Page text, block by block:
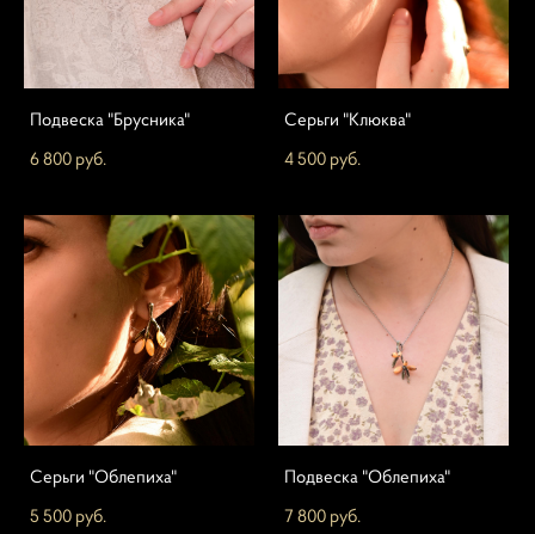
Подвеска "Брусника"
6 800 pуб.
Серьги "Клюква"
4 500 pуб.
Серьги "Облепиха"
5 500 pуб.
Подвеска "Облепиха"
7 800 pуб.